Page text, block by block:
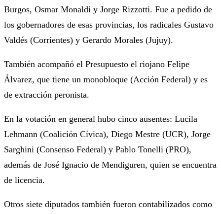
Burgos, Osmar Monaldi y Jorge Rizzotti. Fue a pedido de
los gobernadores de esas provincias, los radicales Gustavo
Valdés (Corrientes) y Gerardo Morales (Jujuy).
También acompañó el Presupuesto el riojano Felipe
Álvarez, que tiene un monobloque (Acción Federal) y es
de extracción peronista.
En la votación en general hubo cinco ausentes: Lucila
Lehmann (Coalición Cívica), Diego Mestre (UCR), Jorge
Sarghini (Consenso Federal) y Pablo Tonelli (PRO),
además de José Ignacio de Mendiguren, quien se encuentra
de licencia.
Otros siete diputados también fueron contabilizados como